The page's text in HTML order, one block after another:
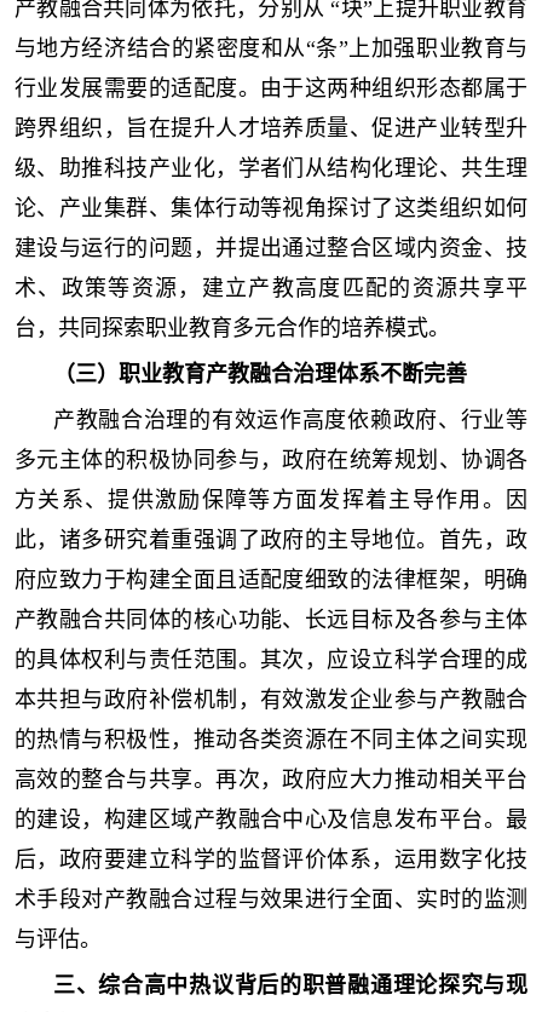
产教融合共同体为依托，分别从 “块”上提升职业教育
与地方经济结合的紧密度和从“条”上加强职业教育与
行业发展需要的适配度。由于这两种组织形态都属于
跨界组织，旨在提升人才培养质量、促进产业转型升
级、助推科技产业化，学者们从结构化理论、共生理
论、产业集群、集体行动等视角探讨了这类组织如何
建设与运行的问题，并提出通过整合区域内资金、技
术、政策等资源，建立产教高度匹配的资源共享平
台，共同探索职业教育多元合作的培养模式。
（三）职业教育产教融合治理体系不断完善
产教融合治理的有效运作高度依赖政府、行业等
多元主体的积极协同参与，政府在统筹规划、协调各
方关系、提供激励保障等方面发挥着主导作用。因
此，诸多研究着重强调了政府的主导地位。首先，政
府应致力于构建全面且适配度细致的法律框架，明确
产教融合共同体的核心功能、长远目标及各参与主体
的具体权利与责任范围。其次，应设立科学合理的成
本共担与政府补偿机制，有效激发企业参与产教融合
的热情与积极性，推动各类资源在不同主体之间实现
高效的整合与共享。再次，政府应大力推动相关平台
的建设，构建区域产教融合中心及信息发布平台。最
后，政府要建立科学的监督评价体系，运用数字化技
术手段对产教融合过程与效果进行全面、实时的监测
与评估。
三、综合高中热议背后的职普融通理论探究与现